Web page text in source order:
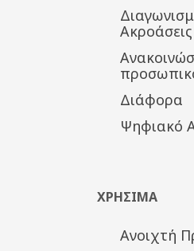
Διάφορα
Ψηφιακό
ΧΡΗΣΙΜΑ
Ανοιχτή